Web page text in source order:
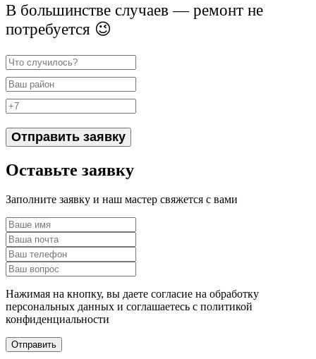
В большинстве случаев — ремонт не
потребуется 😉
Отправить заявку
Оставьте заявку
Заполните заявку и наш мастер свяжется с вами
Нажимая на кнопку, вы даете согласие на обработку
персональных данных и соглашаетесь c политикой
конфиденциальности
Отправить